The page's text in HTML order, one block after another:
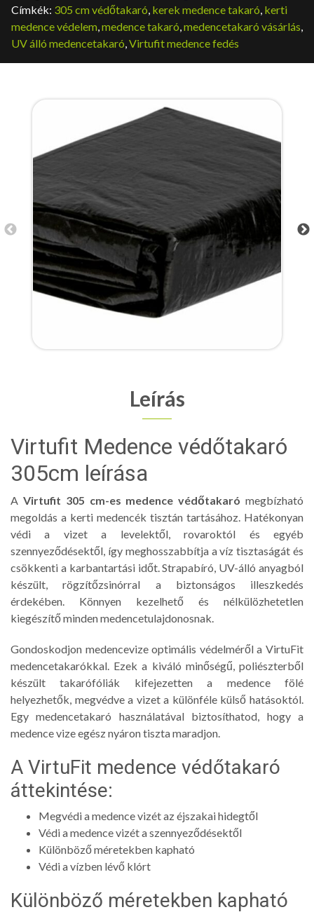
Címkék: 305 cm védőtakaró, kerek medence takaró, kerti
medence védelem,medence takaró,medencetakaró vásárlás,
UV álló medencetakaró,Virtufit medence fedés
Leírás
Virtufit Medence védőtakaró
305cm leírása
A Virtufit 305 cm-es medence védőtakaró megbízható
megoldás a kerti medencék tisztán tartásához. Hatékonyan
védi a vizet a levelektől, rovaroktól és egyéb
szennyeződésektől, így meghosszabbítja a víz tisztaságát és
csökkenti a karbantartási időt. Strapabíró, UV-álló anyagból
készült, rögzítőzsinórral a biztonságos illeszkedés
érdekében. Könnyen kezelhető és nélkülözhetetlen
kiegészítő minden medencetulajdonosnak.
Gondoskodjon medencevize optimális védelméről a VirtuFit
medencetakarókkal. Ezek a kiváló minőségű, poliészterből
készült takarófóliák kifejezetten a medence fölé
helyezhetők, megvédve a vizet a különféle külső hatásoktól.
Egy medencetakaró használatával biztosíthatod, hogy a
medence vize egész nyáron tiszta maradjon.
A VirtuFit medence védőtakaró
áttekintése:
Megvédi a medence vizét az éjszakai hidegtől
Védi a medence vizét a szennyeződésektől
Különböző méretekben kapható
Védi a vízben lévő klórt
Különböző méretekben kapható